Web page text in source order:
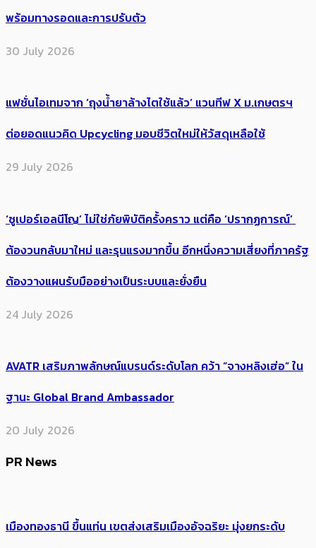
พร้อมทางรอดและการปรับตัว
30 July 2026
แฟชั่นไอเทมจาก ‘ถุงน้ำยาล้างไตใช้แล้ว’ แวนทีฟ X ม.เกษตรฯ
ต่อยอดแนวคิด Upcycling มอบชีวิตใหม่ให้วัสดุเหลือใช้
29 July 2026
‘ซูเปอร์เอลนีโญ’ ไม่ใช่ภัยพิบัติครั้งคราว แต่คือ ‘ปรากฏการณ์’ ​
ต้อง​วนกลับมาใหม่ และรุนแรงมากขึ้น อีกหนึ่งความเสี่ยงที่ภาครัฐ
ต้องวางแผนรับมืออย่างเป็นระบบและยั่งยืน
24 July 2026
AVATR เสริมภาพลักษณ์แบรนด์ระดับโลก คว้า “จางหลิงเฮ่อ” ใน
ฐานะ Global Brand Ambassador
20 July 2026
PR News
เมืองทองธานี ขึ้นแท่น เขตส่งเสริมเมืองอัจฉริยะ มุ่งยกระดับ